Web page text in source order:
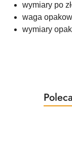
wymiary po
waga
wymiary
Pomiń
o